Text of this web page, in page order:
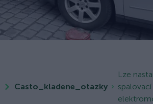
Casto_kladene_otazky
Lze